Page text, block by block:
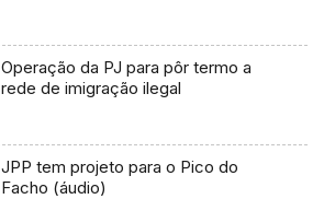
Operação da PJ para pôr termo a
rede de imigração ilegal
JPP tem projeto para o Pico do
Facho (áudio)